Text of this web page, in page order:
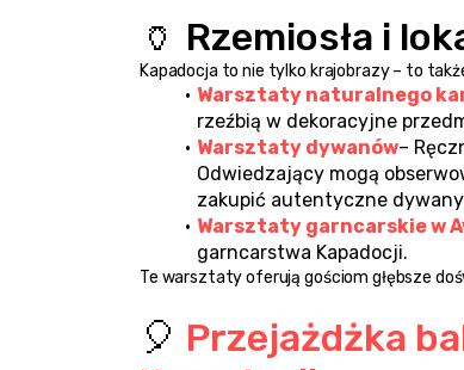
🏺 Rzemiosła i
Kapadocja to nie tylko krajobrazy – to
Warsztaty naturalnego
rzeźbią w dekoracyjne
Warsztaty dywanów–
Odwiedzający mogą
zakupić autentyczne
Warsztaty garncarskie w
garncarstwa Kapadocji.
Te warsztaty oferują gościom głębsze
🎈 Przejażdżka